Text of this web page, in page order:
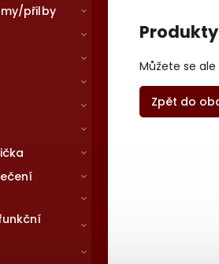
přilby
Můžete se
Zpět do